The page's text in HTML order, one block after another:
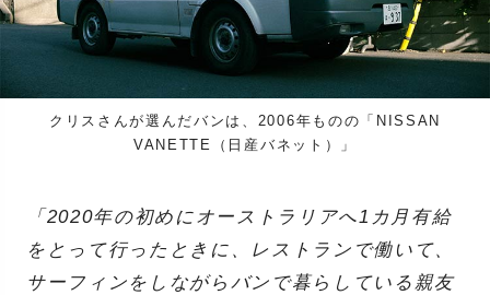
クリスさんが選んだバンは、2006年ものの「NISSAN
VANETTE（日産バネット）」
「2020年の初めにオーストラリアへ1カ月有給
をとって行ったときに、レストランで働いて、
サーフィンをしながらバンで暮らしている親友